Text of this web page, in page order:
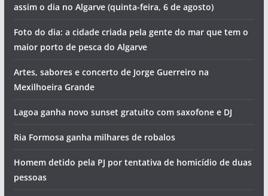
assim o dia no Algarve (quinta-feira, 6 de agosto)
Foto do dia: a cidade criada pela gente do mar que tem o
maior porto de pesca do Algarve
Artes, sabores e concerto de Jorge Guerreiro na
Mexilhoeira Grande
Lagoa ganha novo sunset gratuito com saxofone e DJ
Ria Formosa ganha milhares de robalos
Homem detido pela PJ por tentativa de homicídio de duas
pessoas